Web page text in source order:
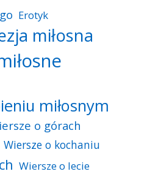
Erotyk
miłosna
miłosnym
o górach
Wiersze o kochaniu
Wiersze o lecie